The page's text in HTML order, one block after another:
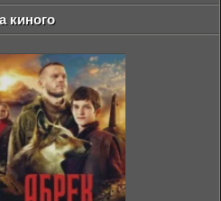
киного